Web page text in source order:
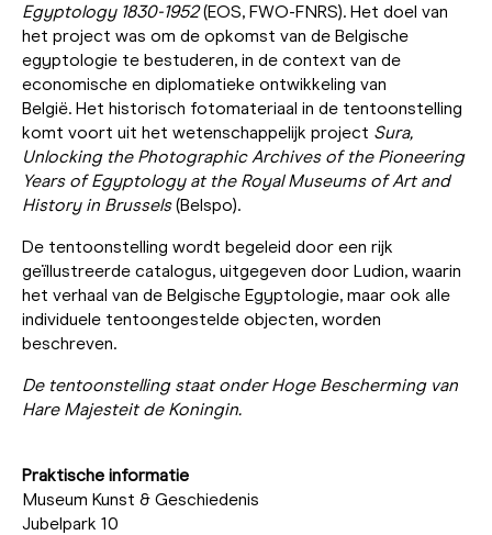
Egyptology 1830-1952(EOS, FWO-FNRS). Het doel van
het project was om de opkomst van de Belgische
egyptologie te bestuderen, in de context van de
economische en diplomatieke ontwikkeling van
België. Het historisch fotomateriaal in de tentoonstelling
komt voort uit het wetenschappelijk project Sura,
Unlocking the Photographic Archives of the Pioneering
Years of Egyptology at the Royal Museums of Art and
History in Brussels(Belspo).
De tentoonstelling wordt begeleid door een rijk
geïllustreerde catalogus, uitgegeven door Ludion, waarin
het verhaal van de Belgische Egyptologie, maar ook alle
individuele tentoongestelde objecten, worden
beschreven.
De tentoonstelling staat onder Hoge Bescherming van
Hare Majesteit de Koningin.
Praktische informatie
Museum Kunst & Geschiedenis
Jubelpark 10